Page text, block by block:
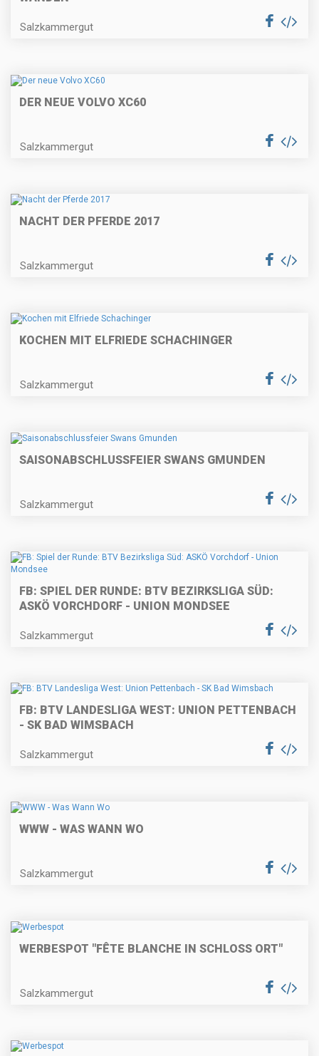
Salzkammergut
DER NEUE VOLVO XC60
Salzkammergut
NACHT DER PFERDE 2017
Salzkammergut
KOCHEN MIT ELFRIEDE SCHACHINGER
Salzkammergut
SAISONABSCHLUSSFEIER SWANS GMUNDEN
Salzkammergut
FB: SPIEL DER RUNDE: BTV BEZIRKSLIGA SÜD:
ASKÖ VORCHDORF - UNION MONDSEE
Salzkammergut
FB: BTV LANDESLIGA WEST: UNION PETTENBACH
- SK BAD WIMSBACH
Salzkammergut
WWW - WAS WANN WO
Salzkammergut
WERBESPOT "FÊTE BLANCHE IN SCHLOSS ORT"
Salzkammergut